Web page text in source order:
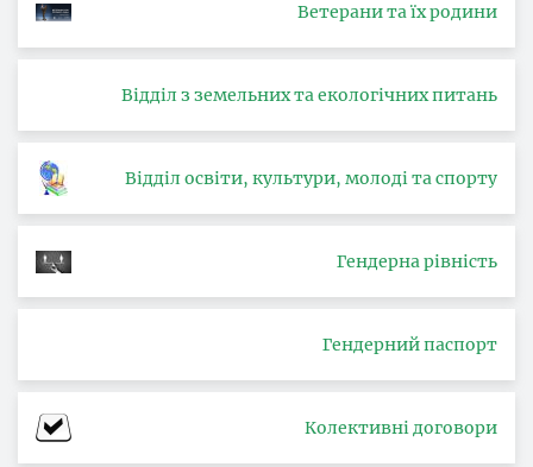
Ветерани та їх родини
Відділ з земельних та екологічних питань
Відділ освіти, культури, молоді та спорту
Гендерна рівність
Гендерний паспорт
Колективні договори